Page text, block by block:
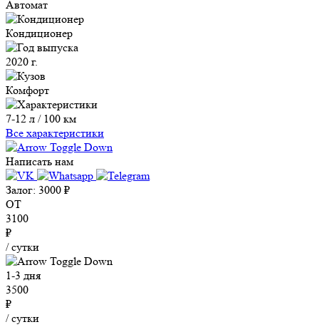
Автомат
Кондиционер
2020 г.
Комфорт
7-12 л / 100 км
Все характеристики
Написать нам
Залог: 3000 ₽
ОТ
3100
₽
/ сутки
1-3 дня
3500
₽
/ сутки